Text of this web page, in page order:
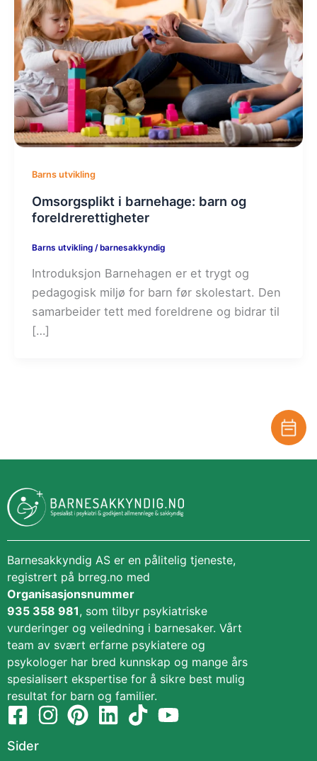
Barns utvikling
Omsorgsplikt i barnehage: barn og
foreldrerettigheter
Barns utvikling/ barnesakkyndig
Introduksjon Barnehagen er et trygt og
pedagogisk miljø for barn før skolestart. Den
samarbeider tett med foreldrene og bidrar til
[…]
Barnesakkyndig AS er en pålitelig tjeneste,
registrert på brreg.no med
Organisasjonsnummer
935 358 981, som tilbyr psykiatriske
vurderinger og veiledning i barnesaker. Vårt
team av svært erfarne psykiatere og
psykologer har bred kunnskap og mange års
spesialisert ekspertise for å sikre best mulig
resultat for barn og familier.
Sider